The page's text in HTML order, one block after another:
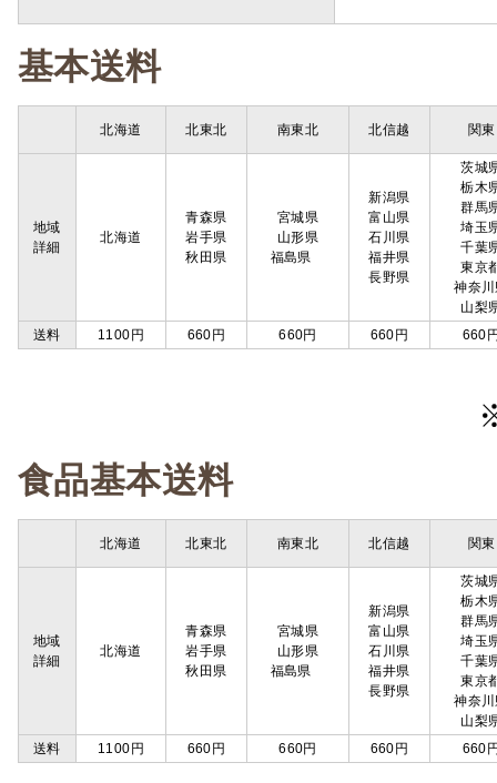
基本送料
北海道 北東北 南東北 北信越 関東
地域
詳細
北海道
青森県
岩手県
秋田県
宮城県
山形県
福島県
新潟県
富山県
石川県
福井県
長野県
茨城
栃木
群馬
埼玉
千葉
東京
神奈
山梨
送料
1100円 660円 660円 660円 660
食品基本送料
北海道 北東北 南東北 北信越 関東
地域
詳細
北海道
青森県
岩手県
秋田県
宮城県
山形県
福島県
新潟県
富山県
石川県
福井県
長野県
茨城
栃木
群馬
埼玉
千葉
東京
神奈
山梨
送料
1100円 660円 660円 660円 660